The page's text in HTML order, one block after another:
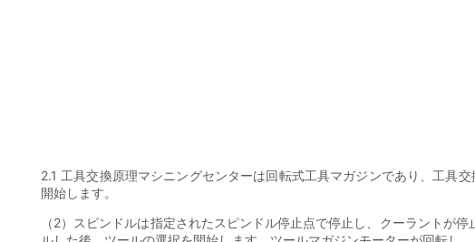
2.1 工具交換原理マシニングセンターは回転式工具マガジンであり、工具
開始します。
（2）スピンドルは指定されたスピンドル停止点で停止し、クーラントが